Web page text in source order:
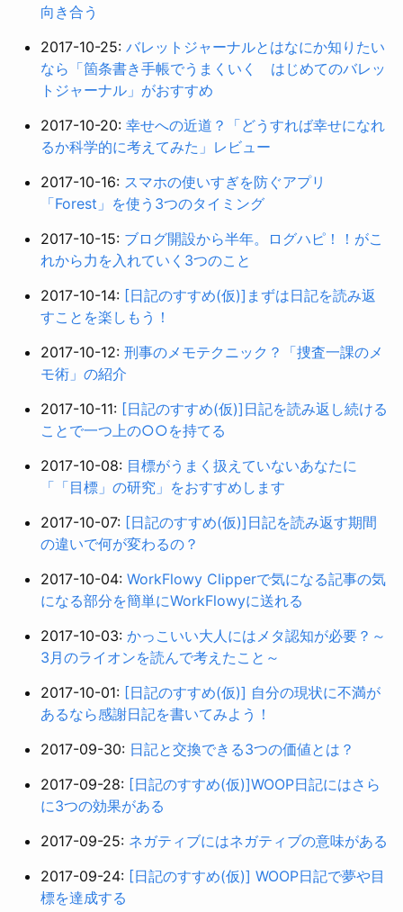
向き合う
2017-10-25: バレットジャーナルとはなにか知りたい
なら「箇条書き手帳でうまくいく はじめてのバレッ
トジャーナル」がおすすめ
2017-10-20: 幸せへの近道？「どうすれば幸せになれ
るか科学的に考えてみた」レビュー
2017-10-16: スマホの使いすぎを防ぐアプリ
「Forest」を使う3つのタイミング
2017-10-15: ブログ開設から半年。ログハピ！！がこ
れから力を入れていく3つのこと
2017-10-14: [日記のすすめ(仮)]まずは日記を読み返
すことを楽しもう！
2017-10-12: 刑事のメモテクニック？「捜査一課のメ
モ術」の紹介
2017-10-11: [日記のすすめ(仮)]日記を読み返し続ける
ことで一つ上の○○を持てる
2017-10-08: 目標がうまく扱えていないあなたに
「「目標」の研究」をおすすめします
2017-10-07: [日記のすすめ(仮)]日記を読み返す期間
の違いで何が変わるの？
2017-10-04: WorkFlowy Clipperで気になる記事の気
になる部分を簡単にWorkFlowyに送れる
2017-10-03: かっこいい大人にはメタ認知が必要？～
3月のライオンを読んで考えたこと～
2017-10-01: [日記のすすめ(仮)] 自分の現状に不満が
あるなら感謝日記を書いてみよう！
2017-09-30: 日記と交換できる3つの価値とは？
2017-09-28: [日記のすすめ(仮)]WOOP日記にはさら
に3つの効果がある
2017-09-25: ネガティブにはネガティブの意味がある
2017-09-24: [日記のすすめ(仮)] WOOP日記で夢や目
標を達成する